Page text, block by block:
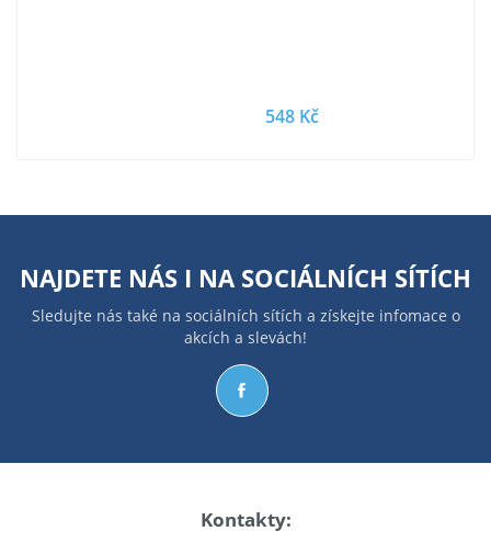
548 Kč
NAJDETE NÁS I NA SOCIÁLNÍCH SÍTÍCH
Sledujte nás také na sociálních sítích a získejte infomace o
akcích a slevách!
Kontakty: